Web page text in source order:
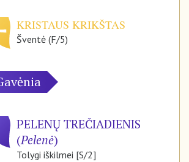
KRISTAUS KRIKŠTAS
Šventė (F/5)
PELENŲ TREČIADIENIS
(Pelenė)
Tolygi iškilmei [S/2]